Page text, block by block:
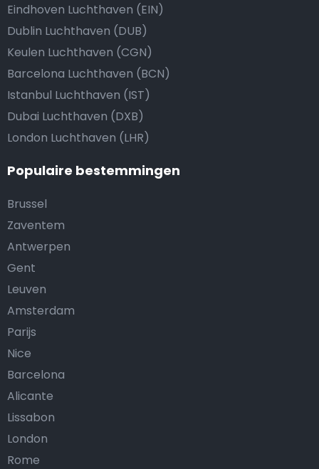
Eindhoven Luchthaven (EIN)
Dublin Luchthaven (DUB)
Keulen Luchthaven (CGN)
Barcelona Luchthaven (BCN)
Istanbul Luchthaven (IST)
Dubai Luchthaven (DXB)
London Luchthaven (LHR)
Populaire bestemmingen
Brussel
Zaventem
Antwerpen
Gent
Leuven
Amsterdam
Parijs
Nice
Barcelona
Alicante
Lissabon
London
Rome